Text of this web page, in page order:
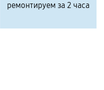
ремонтируем за 2 часа